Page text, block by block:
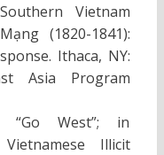
Vietnam
(1820-1841):
Ithaca, NY:
Asia Program
“Go West”; in
Illicit